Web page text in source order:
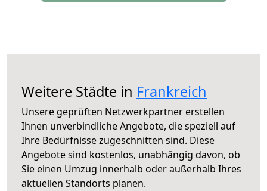
Weitere Städte in Frankreich
Unsere geprüften Netzwerkpartner erstellen
Ihnen unverbindliche Angebote, die speziell auf
Ihre Bedürfnisse zugeschnitten sind. Diese
Angebote sind kostenlos, unabhängig davon, ob
Sie einen Umzug innerhalb oder außerhalb Ihres
aktuellen Standorts planen.